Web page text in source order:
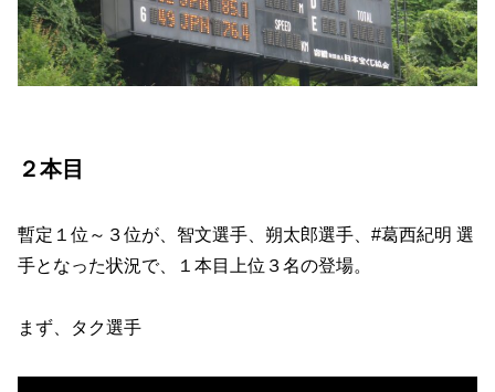
２本目
暫定１位～３位が、智文選手、朔太郎選手、#葛西紀明 選
手となった状況で、１本目上位３名の登場。
まず、タク選手